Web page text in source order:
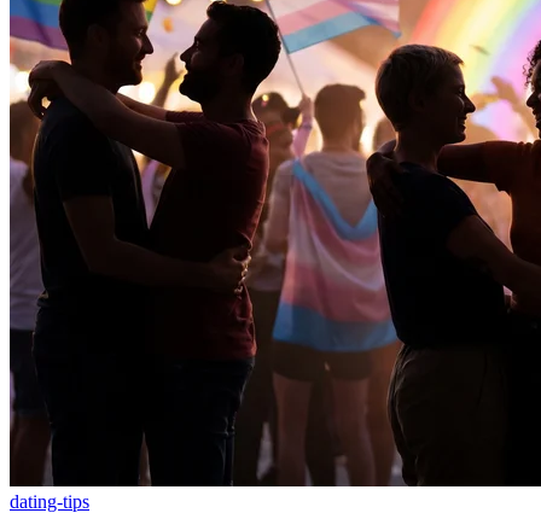
dating-tips